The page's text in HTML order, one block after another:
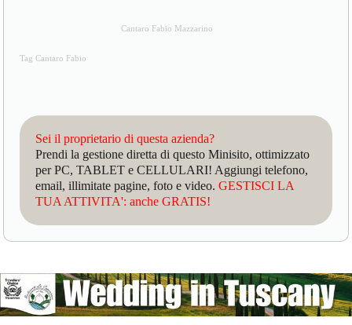
Cantaro Fabio Mazzarino
Tag Cantaro Fabio
Sei il proprietario di questa azienda?
Prendi la gestione diretta di questo Minisito, ottimizzato
per PC, TABLET e CELLULARI! Aggiungi telefono,
email, illimitate pagine, foto e video.GESTISCI LA
TUA ATTIVITA': anche GRATIS!